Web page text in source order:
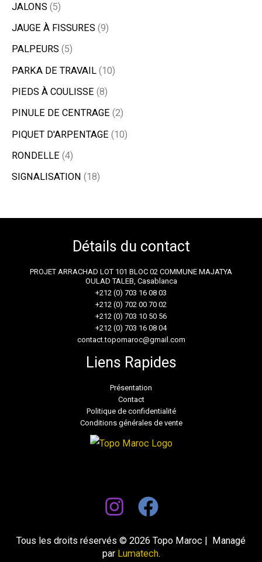
JALONS 5
JAUGE À FISSURES 9
PALPEURS 5
PARKA DE TRAVAIL 10
PIEDS À COULISSE 8
PINULE DE CENTRAGE 2
PIQUET D'ARPENTAGE 10
RONDELLE 4
SIGNALISATION
18
Détails du contact
PROJET ARRACHAD LOT 101 BLOC 02 COMMUNE MAJATYA
OULAD TALEB, Casablanca
+212 (0) 703 16 08 03
+212 (0) 702 00 70 02
+212 (0) 703 10 50 56
+212 (0) 703 16 08 04
contact.topomaroc@gmail.com
Liens Rapides
Présentation
Contact
Politique de confidentialité
Conditions générales de vente
Tous les droits réservés © 2026 Topo Maroc | Managé
par Lumatech.